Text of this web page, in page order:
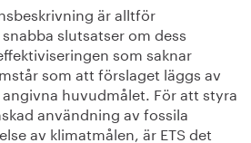
är alltför
slutsatser om dess
som saknar
som att förslaget läggs av
huvudmålet. För att styra
användning av fossila
av klimatmålen, är ETS det